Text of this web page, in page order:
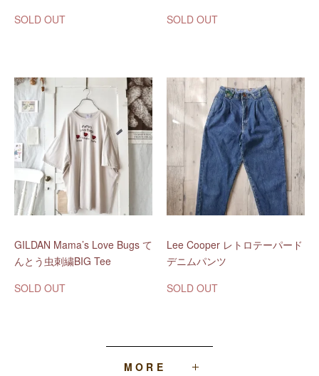
SOLD OUT
SOLD OUT
GILDAN Mama’s Love Bugs て
んとう虫刺繍BIG Tee
SOLD OUT
Lee Cooper レトロテーパード
デニムパンツ
SOLD OUT
MORE